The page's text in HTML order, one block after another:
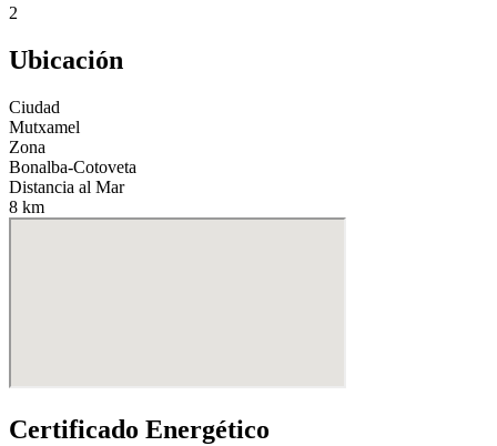
2
Ubicación
Ciudad
Mutxamel
Zona
Bonalba-Cotoveta
Distancia al Mar
8 km
Certificado Energético